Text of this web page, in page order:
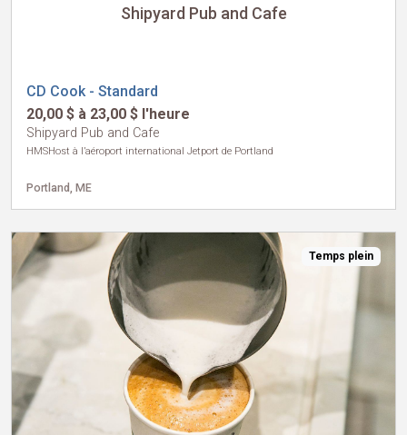
Shipyard Pub and Cafe
CD Cook - Standard
20,00 $ à 23,00 $ l'heure
Shipyard Pub and Cafe
HMSHost à l’aéroport international Jetport de Portland
Portland, ME
Temps plein